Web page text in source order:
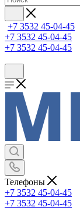
+7 3532 45-04-45
+7 3532 45-04-45
+7 3532 45-04-45
Телефоны
+7 3532 45-04-45
+7 3532 45-04-45